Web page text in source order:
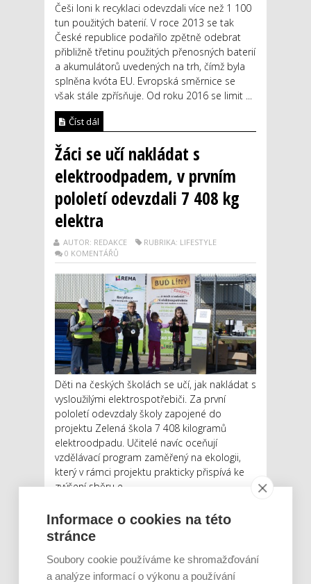
Češi loni k recyklaci odevzdali více než 1 100
tun použitých baterií. V roce 2013 se tak
České republice podařilo zpětně odebrat
přibližně třetinu použitých přenosných baterií
a akumulátorů uvedených na trh, čímž byla
splněna kvóta EU. Evropská směrnice se
však stále zpřísňuje. Od roku 2016 se limit ...
Číst dál
Žáci se učí nakládat s
elektroodpadem, v prvním
pololetí odevzdali 7 408 kg
elektra
AUTOR: REDAKCE
RUBRIKA: LIFESTYLE
0 KOMENTÁŘŮ
Děti na českých školách se učí, jak nakládat s
vysloužilými elektrospotřebiči. Za první
pololetí odevzdaly školy zapojené do
projektu Zelená škola 7 408 kilogramů
elektroodpadu. Učitelé navíc oceňují
vzdělávací program zaměřený na ekologii,
který v rámci projektu prakticky přispívá ke
zvýšení sběru e...
NEJNOVĚJŠÍ PŘÍSPĚVKY
Informace o cookies na této
stránce
Soubory cookie používáme ke shromažďování
a analýze informací o výkonu a používání